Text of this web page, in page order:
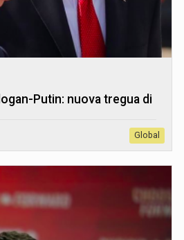
Putin: nuova tregua di
Global